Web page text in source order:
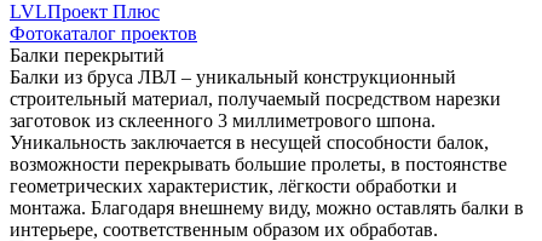
LVLПроект Плюс
Фотокаталог проектов
Балки перекрытий
Балки из бруса ЛВЛ – уникальный конструкционный
строительный материал, получаемый посредством нарезки
заготовок из склеенного 3 миллиметрового шпона.
Уникальность заключается в несущей способности балок,
возможности перекрывать большие пролеты, в постоянстве
геометрических характеристик, лёгкости обработки и
монтажа. Благодаря внешнему виду, можно оставлять балки в
интерьере, соответственным образом их обработав.